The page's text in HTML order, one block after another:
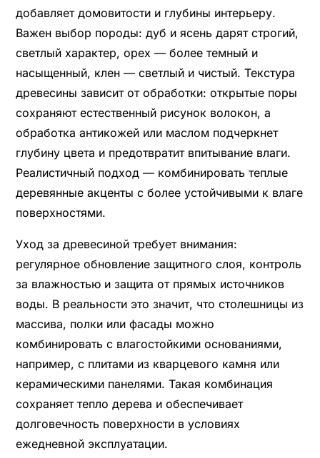
добавляет домовитости и глубины интерьеру.
Важен выбор породы: дуб и ясень дарят строгий,
светлый характер, орех — более темный и
насыщенный, клен — светлый и чистый. Текстура
древесины зависит от обработки: открытые поры
сохраняют естественный рисунок волокон, а
обработка антикожей или маслом подчеркнет
глубину цвета и предотвратит впитывание влаги.
Реалистичный подход — комбинировать теплые
деревянные акценты с более устойчивыми к влаге
поверхностями.
Уход за древесиной требует внимания:
регулярное обновление защитного слоя, контроль
за влажностью и защита от прямых источников
воды. В реальности это значит, что столешницы из
массива, полки или фасады можно
комбинировать с влагостойкими основаниями,
например, с плитами из кварцевого камня или
керамическими панелями. Такая комбинация
сохраняет тепло дерева и обеспечивает
долговечность поверхности в условиях
ежедневной эксплуатации.